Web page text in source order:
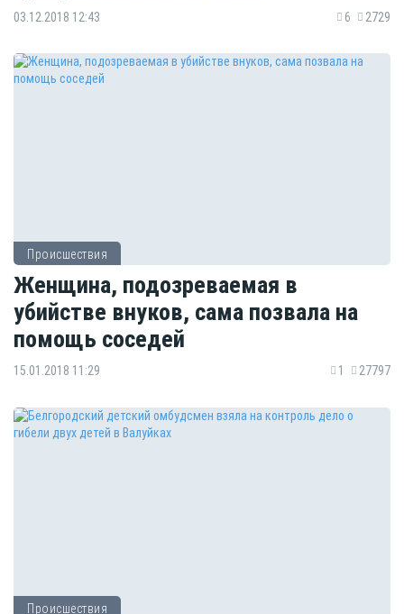
03.12.2018 12:43 6 2729
Происшествия
Женщина, подозреваемая в
убийстве внуков, сама позвала на
помощь соседей
15.01.2018 11:29 1 27797
Происшествия